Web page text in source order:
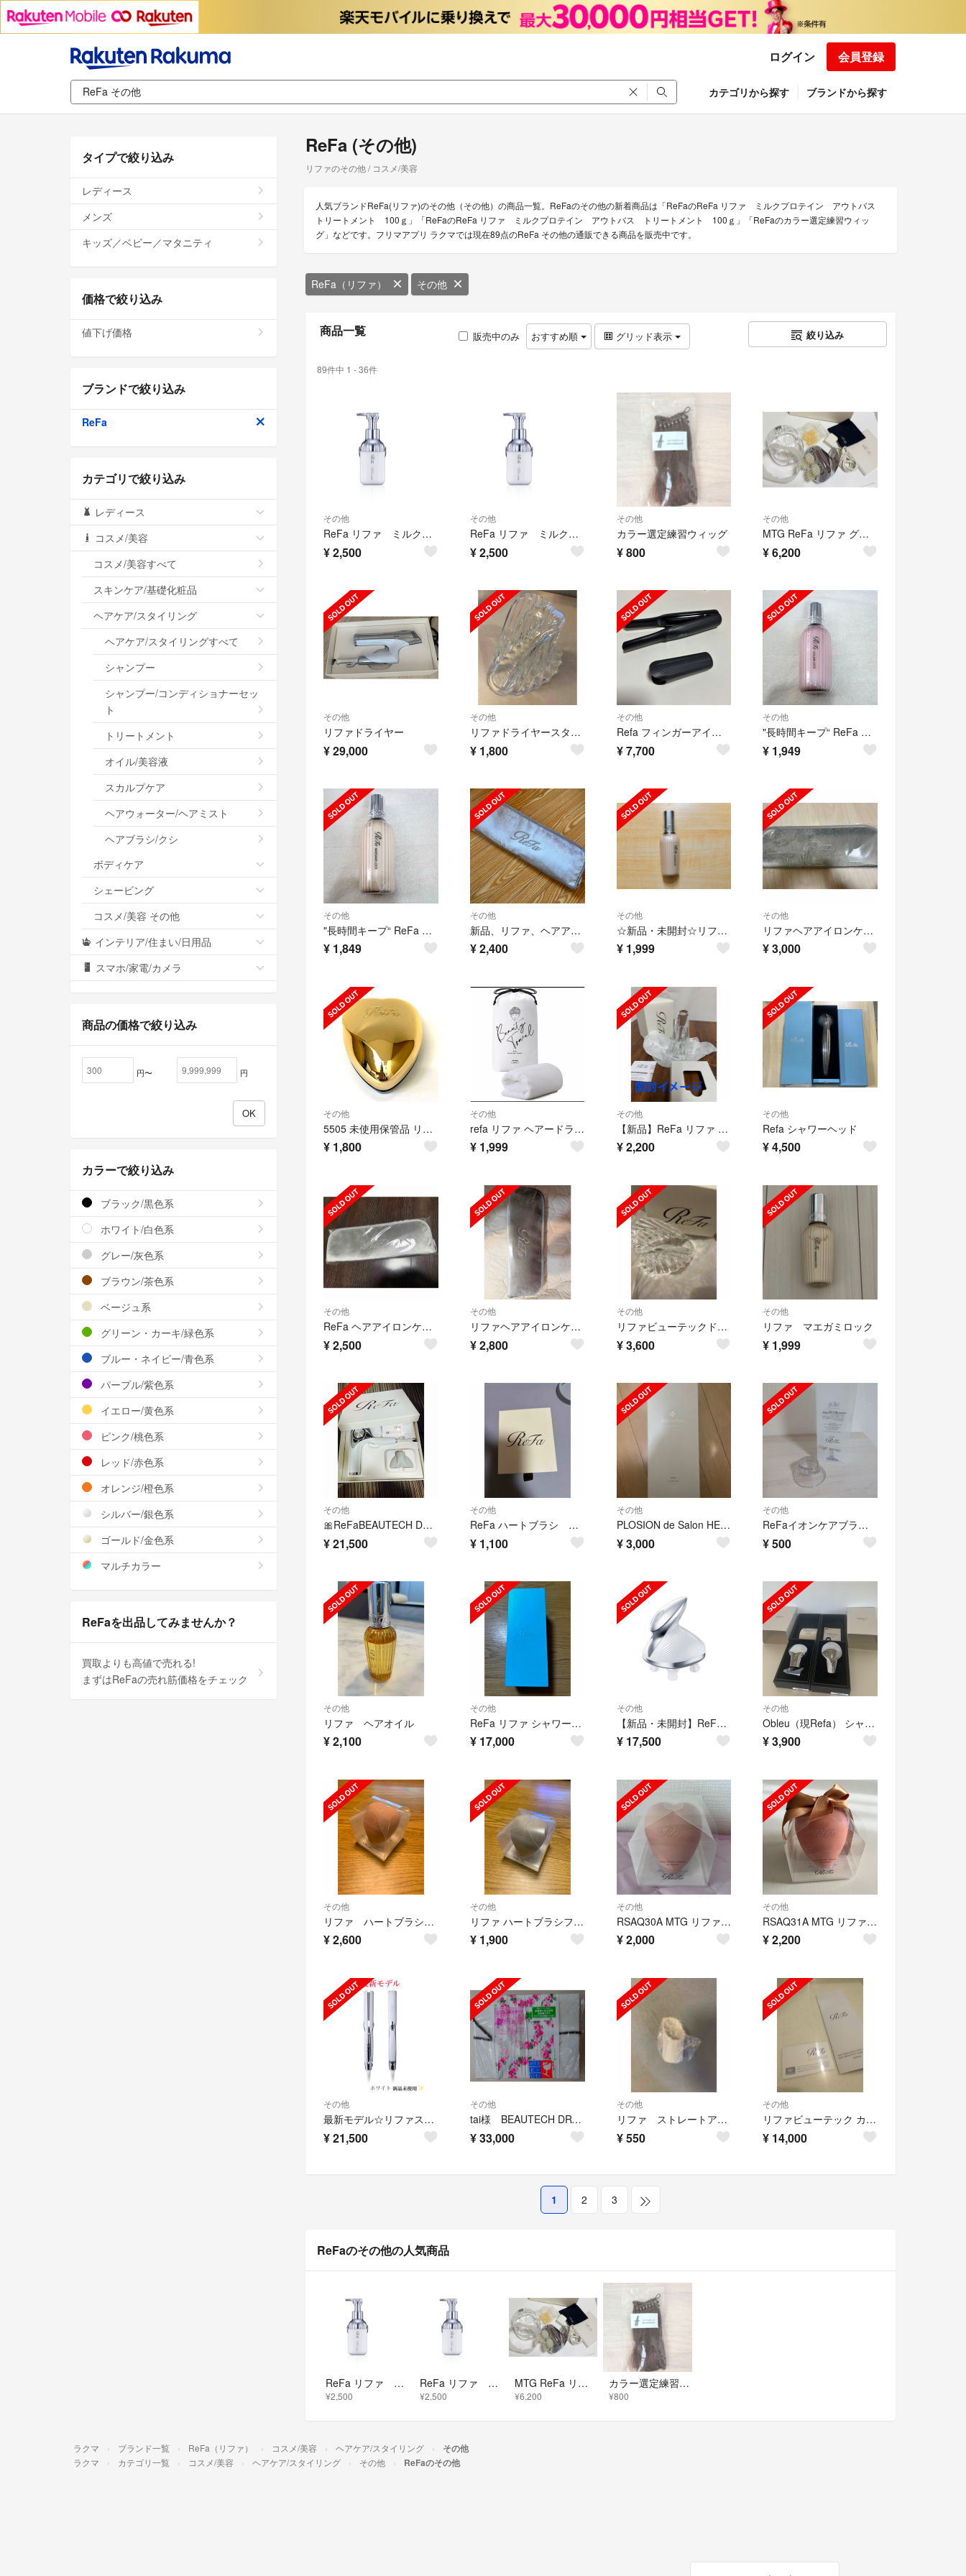
ログイン 会員登録
カテゴリから探す ブランドから探す
ReFa (その他)
リファのその他 / コスメ/美容
人気ブランドReFa(リファ)のその他（その他）の商品一覧。ReFaのその他の新着商品は「ReFaのReFa リファ ミルクプロテイン アウトバス
トリートメント 100ｇ」「ReFaのReFa リファ ミルクプロテイン アウトバス トリートメント 100ｇ」「ReFaのカラー選定練習ウィッ
グ」などです。フリマアプリ ラクマでは現在89点のReFa その他の通販できる商品を販売中です。
ReFa（リファ） その他
商品一覧 販売中のみ おすすめ順 グリッド表示 絞り込み
89件中 1 - 36件
その他
ReFa リファ ミルクプロテイン アウトバス トリートメント 100ｇ
¥2,500
その他
ReFa リファ ミルクプロテイン アウトバス トリートメント 100ｇ
¥2,500
その他
カラー選定練習ウィッグ
¥800
その他
MTG ReFa リファ グレイス ヘッドスパ 頭皮エステ 電動頭皮ブラシ
¥6,200
その他
リファドライヤー
¥29,000
その他
リファドライヤースタンド
¥ 1,800
その他
Refa フィンガーアイロン
¥7,700
その他
"長時間キープ“ ReFa リファ ボリュームロック 100g
¥ 1,949
その他
"長時間キープ“ ReFa リファ マエガミロック 100g
¥ 1,849
その他
新品、リファ、ヘアアイロンケース
¥2,400
その他
☆新品・未開封☆リファマエガミロック
¥ 1,999
その他
リファヘアアイロンケース
¥3,000
その他
5505 未使用保管品 リファ ハートブラシ ローズゴールド 正規品
¥ 1,800
その他
refa リファ ヘアードライタオル
¥ 1,999
その他
【新品】ReFa リファ ビューティック アイロン ホルダー RX-AG00A
¥2,200
その他
Refa シャワーヘッド
¥4,500
その他
ReFa ヘアアイロンケース
¥2,500
その他
リファヘアアイロンケース★新品未使用
¥2,800
その他
リファビューテックドライヤーホルダー
¥3,600
その他
リファ マエガミロック
¥ 1,999
その他
🎀ReFaBEAUTECH DRYER PRO🎀リファ
¥21,500
その他
ReFa ハートブラシ 空き箱
¥ 1,100
その他
PLOSION de Salon HEADFINGER SPA
¥3,000
その他
ReFaイオンケアブラシ ★スタンドのみ
¥500
その他
リファ ヘアオイル
¥2,100
その他
ReFa リファ シャワーヘッド
¥ 17,000
その他
【新品・未開封】ReFa リファビューテックヘッドスパ
¥ 17,500
その他
Obleu（現Refa） シャワーヘッド 業務用
¥3,900
その他
リファ ハートブラシフォースカルプ
¥2,600
その他
リファ ハートブラシフォースカルプ
¥ 1,900
その他
RSAQ30A MTG リファ ハートブラシフォースカルプ マットピーチ Ref
¥2,000
その他
RSAQ31A MTG リファ ハートブラシフォースカルプ マットロゼ Refa
¥2,200
その他
最新モデル☆リファストレートアイロン プロ
¥21,500
その他
tai様 BEAUTECH DRYER PRO ビューテックドライヤープロ
¥33,000
その他
リファ ストレートアイロン カバー
¥550
その他
リファビューテック カールアイロン（32mm）
¥ 14,000
1 2 3
ReFaのその他の人気商品
ReFa リファ ミルクプロテイン アウトバス トリートメント 100ｇ
¥2,500
ReFa リファ ミルクプロテイン アウトバス トリートメント 100ｇ
¥2,500
MTG ReFa リファ グレイス ヘッドスパ 頭皮エステ 電動頭皮ブラシ
¥6,200
カラー選定練習ウィッグ
¥800
タイプで絞り込み
レディース
メンズ
キッズ／ベビー／マタニティ
価格で絞り込み
値下げ価格
ブランドで絞り込み
ReFa
カテゴリで絞り込み
レディース
コスメ/美容
コスメ/美容すべて
スキンケア/基礎化粧品
ヘアケア/スタイリング
ヘアケア/スタイリングすべて
シャンプー
シャンプー/コンディショナーセッ
ト
トリートメント
オイル/美容液
スカルプケア
ヘアウォーター/ヘアミスト
ヘアブラシ/クシ
ボディケア
シェービング
コスメ/美容 その他
インテリア/住まい/日用品
スマホ/家電/カメラ
商品の価格で絞り込み
円〜 円
カラーで絞り込み
ブラック/黒色系
ホワイト/白色系
グレー/灰色系
ブラウン/茶色系
ベージュ系
グリーン・カーキ/緑色系
ブルー・ネイビー/青色系
パープル/紫色系
イエロー/黄色系
ピンク/桃色系
レッド/赤色系
オレンジ/橙色系
シルバー/銀色系
ゴールド/金色系
マルチカラー
ReFaを出品してみませんか？
買取よりも高値で売れる!
まずはReFaの売れ筋価格をチェック
ラクマ ブランド一覧 ReFa（リファ） コスメ/美容 ヘアケア/スタイリング その他
ラクマ カテゴリ一覧 コスメ/美容 ヘアケア/スタイリング その他 ReFaのその他